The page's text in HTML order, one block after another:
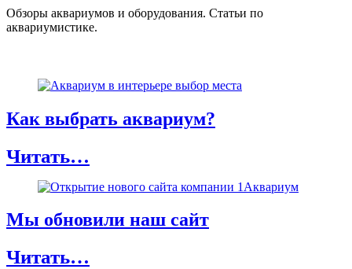
Обзоры аквариумов и оборудования. Статьи по
аквариумистике.
Как выбрать аквариум?
Читать…
Мы обновили наш сайт
Читать…